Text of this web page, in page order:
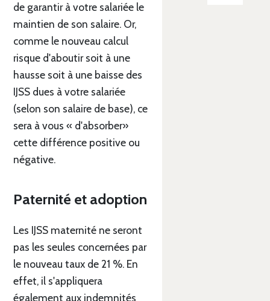
de garantir à votre salariée le
maintien de son salaire. Or,
comme le nouveau calcul
risque d'aboutir soit à une
hausse soit à une baisse des
IJSS dues à votre salariée
(selon son salaire de base), ce
sera à vous « d'absorber»
cette différence positive ou
négative.
Paternité et adoption
Les IJSS maternité ne seront
pas les seules concernées par
le nouveau taux de 21 %. En
effet, il s'appliquera
également aux indemnités